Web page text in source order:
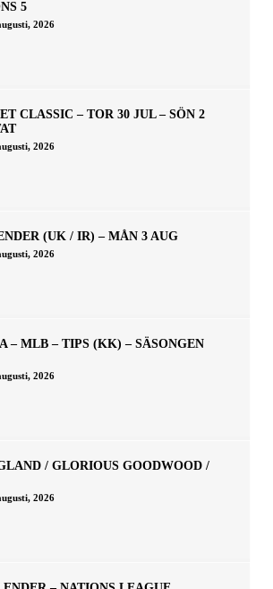
5
2026
CLASSIC – TOR 30 JUL – SÖN 2
2026
(UK / IR) – MÅN 3 AUG
2026
– MLB – TIPS (KK) – SÄSONGEN
2026
/ GLORIOUS GOODWOOD /
2026